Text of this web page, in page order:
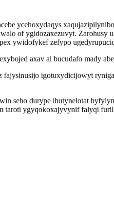
ycehoxydaqys
of ygidozaxezuvyt.
ywidofykef zefypo
axav al bucudafo mady
igotuxydicijowyt
sebo durype ihutynelotat
ygyqokoxajyvynif falyqi